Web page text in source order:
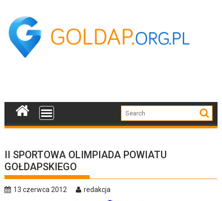
content
II SPORTOWA OLIMPIADA POWIATU
GOŁDAPSKIEGO
13 czerwca 2012 redakcja